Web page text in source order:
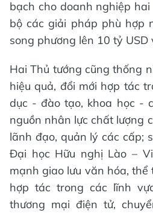
bạch cho doanh nghiệp
bộ các giải pháp phù hợp
song phương lên 10 tỷ
Hai Thủ tướng cũng thống
hiệu quả, đổi mới hợp tác
dục - đào tạo, khoa học -
nguồn nhân lực chất lượng
lãnh đạo, quản lý các cấp;
Đại học Hữu nghị Lào –
mạnh giao lưu văn hóa, thể
hợp tác trong các lĩnh
thương mại điện tử,